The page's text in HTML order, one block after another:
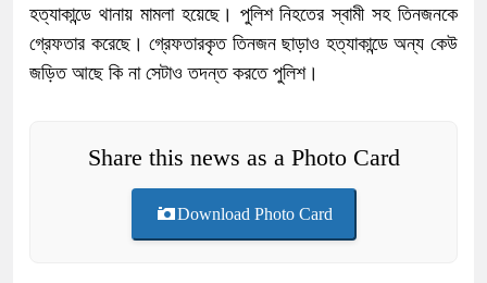
হত্যাকান্ডে থানায় মামলা হয়েছে। পুলিশ নিহতের স্বামী সহ তিনজনকে
গ্রেফতার করেছে। গ্রেফতারকৃত তিনজন ছাড়াও হত্যাকান্ডে অন্য কেউ
জড়িত আছে কি না সেটাও তদন্ত করতে পুলিশ।
Share this news as a Photo Card
Download Photo Card